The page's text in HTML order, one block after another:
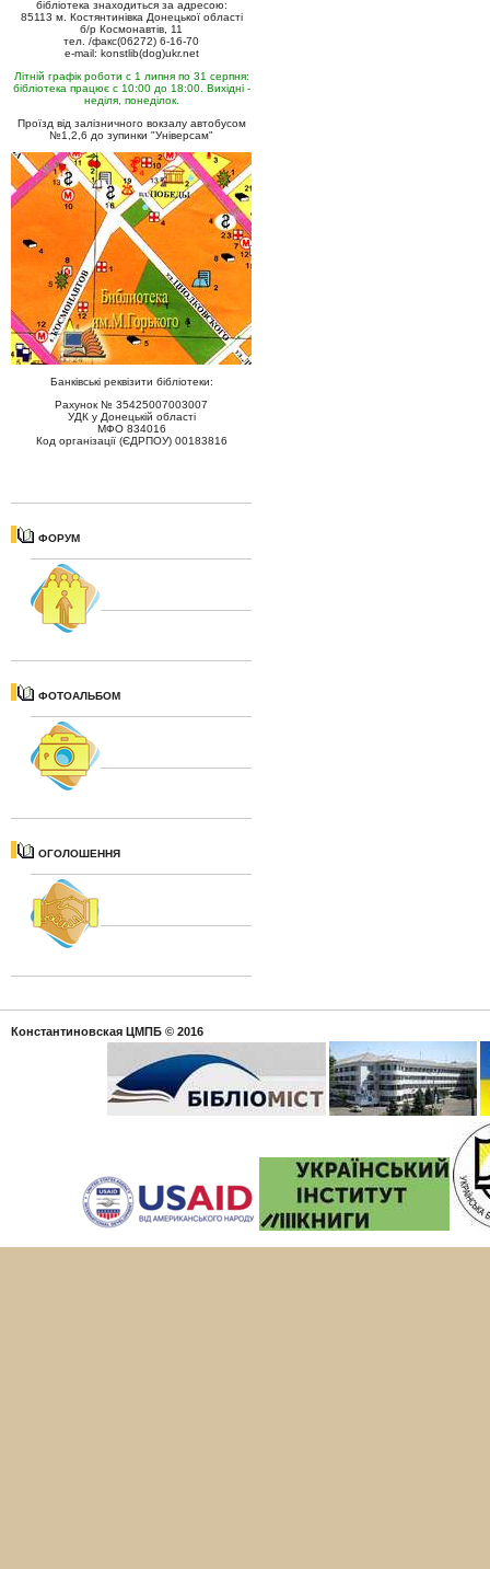
бібліотека знаходиться за адресою:
85113 м. Костянтинівка Донецької області
б/р Космонавтів, 11
тел. /факс(06272) 6-16-70
e-mail: konstlib(dog)ukr.net
Літній графік роботи с 1 липня по 31 серпня:
бібліотека працює с 10:00 до 18:00. Вихідні -
неділя, понеділок.
Проїзд від залізничного вокзалу автобусом
№1,2,6 до зупинки "Універсам"
Банківські реквізити бібліотеки:
Рахунок № 35425007003007
УДК у Донецькій області
МФО 834016
Код організації (ЄДРПОУ) 00183816
ФОРУМ
ФОТОАЛЬБОМ
ОГОЛОШЕННЯ
Константиновская ЦМПБ © 2016